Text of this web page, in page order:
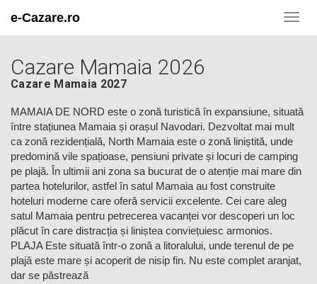
e-Cazare.ro
Cazare Mamaia 2026
Cazare Mamaia 2027
MAMAIA DE NORD este o zonă turistică în expansiune, situată
între stațiunea Mamaia și orașul Navodari. Dezvoltat mai mult
ca zonă rezidențială, North Mamaia este o zonă liniștită, unde
predomină vile spațioase, pensiuni private și locuri de camping
pe plajă. În ultimii ani zona sa bucurat de o atenție mai mare din
partea hotelurilor, astfel în satul Mamaia au fost construite
hoteluri moderne care oferă servicii excelente. Cei care aleg
satul Mamaia pentru petrecerea vacanței vor descoperi un loc
plăcut în care distracția și liniștea conviețuiesc armonios.
PLAJA Este situată într-o zonă a litoralului, unde terenul de pe
plajă este mare și acoperit de nisip fin. Nu este complet aranjat,
dar se păstrează